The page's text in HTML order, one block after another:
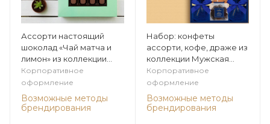
Ассорти настоящий
шоколад «Чай матча и
лимон» из коллекции
Экзотика
Корпоративное
оформление
Возможные методы
брендирования
Набор: конфеты
ассорти, кофе, драже из
коллекции Мужская
коллекция
Корпоративное
оформление
Возможные методы
брендирования